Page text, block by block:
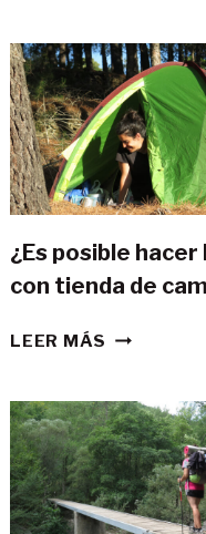
¿Es posible hacer
con tienda de
LEER MÁS ¿ES
LA
GR11
CON
TIENDA
DE